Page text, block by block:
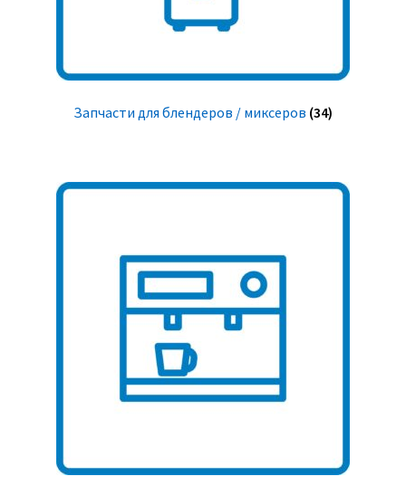
Запчасти для блендеров / миксеров (34)